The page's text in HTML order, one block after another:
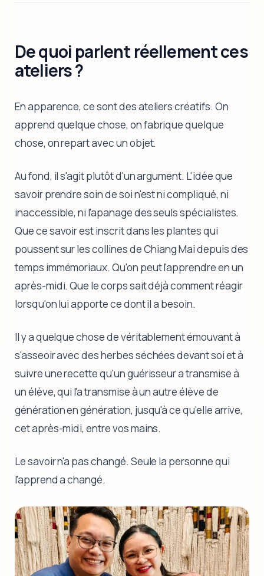
De quoi parlent réellement ces
ateliers ?
En apparence, ce sont des ateliers créatifs. On
apprend quelque chose, on fabrique quelque
chose, on repart avec un objet.
Au fond, il s'agit plutôt d'un argument. L'idée que
savoir prendre soin de soi n'est ni compliqué, ni
inaccessible, ni l'apanage des seuls spécialistes.
Que ce savoir est inscrit dans les plantes qui
poussent sur les collines de Chiang Mai depuis des
temps immémoriaux. Qu'on peut l'apprendre en un
après-midi. Que le corps sait déjà comment réagir
lorsqu'on lui apporte ce dont il a besoin.
Il y a quelque chose de véritablement émouvant à
s'asseoir avec des herbes séchées devant soi et à
suivre une recette qu'un guérisseur a transmise à
un élève, qui l'a transmise à un autre élève de
génération en génération, jusqu'à ce qu'elle arrive,
cet après-midi, entre vos mains.
Le savoir n'a pas changé. Seule la personne qui
l'apprend a changé.